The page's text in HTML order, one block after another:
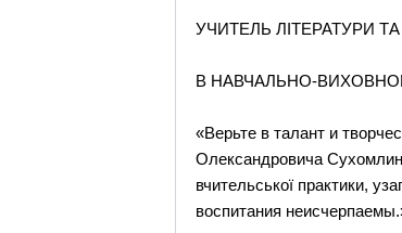
УЧИТЕЛЬ ЛІТЕРАТУРИ
В НАВЧАЛЬНО-
«Верьте в талант и
Олександровича
вчительської практики,
воспитания